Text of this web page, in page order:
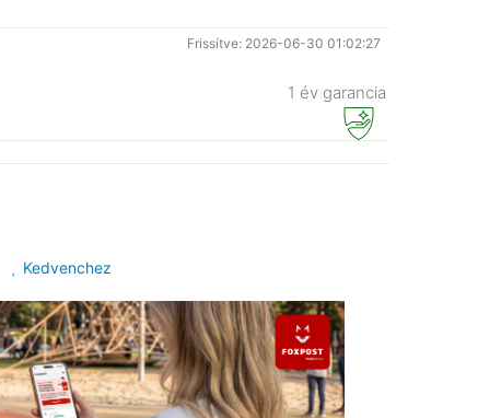
ELFELEJTETT JELSZÓ
Frissítve: 2026-06-30 01:02:27
1 év garancia
Kedvenchez